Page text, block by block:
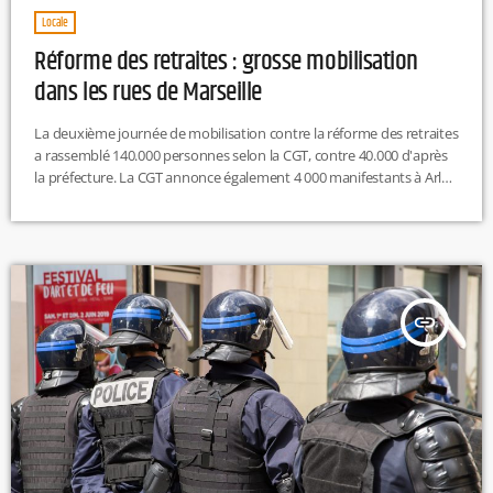
Locale
Réforme des retraites : grosse mobilisation
dans les rues de Marseille
La deuxième journée de mobilisation contre la réforme des retraites
a rassemblé 140.000 personnes selon la CGT, contre 40.000 d'après
la préfecture. La CGT annonce également 4 000 manifestants à Arles
janvier.Le mouvement est suivi dans les établissements scolaires et
scolaires sont fermées.
insert_link